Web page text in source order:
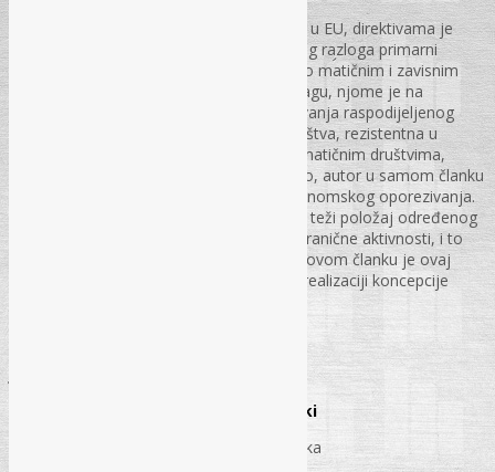
Na području harmoniziranja oporezivanja u EU, direktivama je
postignut visoki stepen usklađenosti. Iz tog razloga primarni
predmet ovog članka je analiza Direktive o matičnim i zavisnim
društvima. Samim tim, od stupanja na snagu, njome je na
jedinstven način uređeno pitanje oporezivanja raspodijeljenog
dijela dobiti (dividende), kojeg zavisna društva, rezistentna u
jednoj državi članici EU, isplaćuju svojim matičnim društvima,
rezidentnim u drugoj državi članici. Dakako, autor u samom članku
potencira na problematici dvostrukog ekonomskog oporezivanja.
Ovakva situacija nesumnjivo je stavljala u teži položaj određenog
preduzetnika, samo zbog njegove prekogranične aktivnosti, i to
aktivnosti u drugoj državi članici. Dakle, u ovom članku je ovaj
problem uklonjen, što je krajnji doprinos realizaciji koncepcije
Garancije u postupcima javnih nabavki
Danijela Radonić, dipl. iur. i mr. Dunja Čavka